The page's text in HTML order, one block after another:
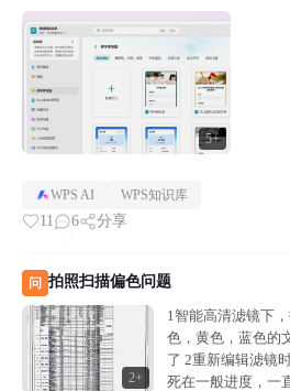
5+
校服尺码登记、新生报名登记、身份材料收集...
WPS AI WPS知识库
11 6 分享
问 拍照扫描偏色问题
2+
1智能高清滤镜下
色，黄色，蓝色的
了 2重新编辑滤镜
死在一般进度，一